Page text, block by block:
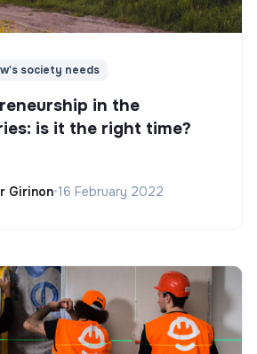
society needs
in the
is it the right time?
Girinon•16 February 2022